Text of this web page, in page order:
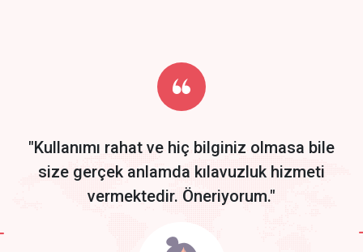
Start by trying our service for 30 days free trial no credit card
required.
"Kullanımı rahat ve hiç bilginiz olmasa bile
size gerçek anlamda kılavuzluk hizmeti
vermektedir. Öneriyorum."